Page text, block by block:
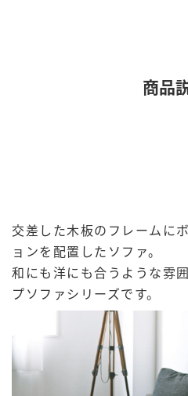
商品
交差した木板のフレームに
ョンを配置したソファ。
和にも洋にも合うような雰
プソファシリーズです。